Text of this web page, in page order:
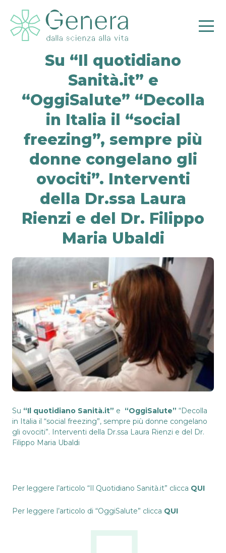
Su “Il quotidiano
Sanità.it” e
“OggiSalute” “Decolla
in Italia il “social
freezing”, sempre più
donne congelano gli
ovociti”. Interventi
della Dr.ssa Laura
Rienzi e del Dr. Filippo
Maria Ubaldi
Su “Il quotidiano Sanità.it” e “OggiSalute” “Decolla
in Italia il “social freezing”, sempre più donne congelano
gli ovociti”. Interventi della Dr.ssa Laura Rienzi e del Dr.
Filippo Maria Ubaldi
Per leggere l’articolo “Il Quotidiano Sanità.it” clicca QUI
Per leggere l’articolo di “OggiSalute” clicca QUI